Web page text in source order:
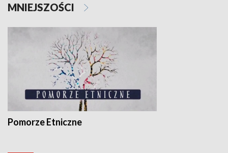
MNIEJSZOŚCI
Pomorze Etniczne